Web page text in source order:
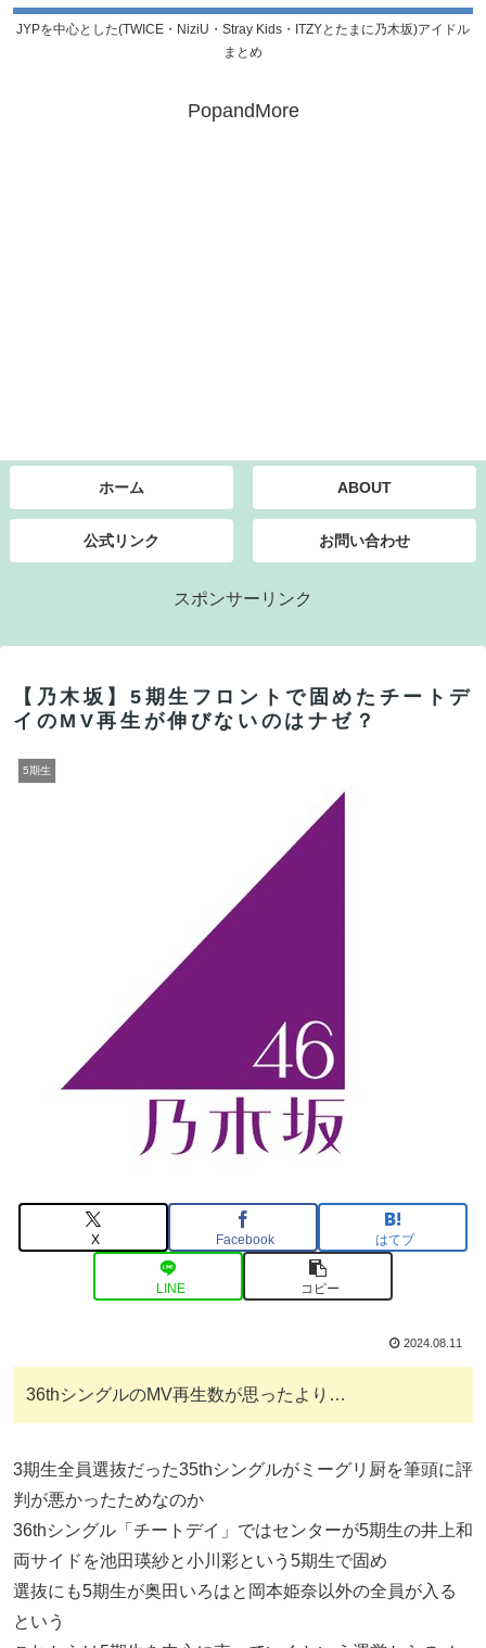
JYPを中心とした(TWICE・NiziU・Stray Kids・ITZYとたまに乃木坂)アイドル
まとめ
PopandMore
ホーム ABOUT
公式リンク お問い合わせ
スポンサーリンク
【乃木坂】5期生フロントで固めたチートデ
イのMV再生が伸びないのはナゼ？
5期生
X Facebook はてブ
LINE コピー
2024.08.11
36thシングルのMV再生数が思ったより…
3期生全員選抜だった35thシングルがミーグリ厨を筆頭に評
判が悪かったためなのか
36thシングル「チートデイ」ではセンターが5期生の井上和
両サイドを池田瑛紗と小川彩という5期生で固め
選抜にも5期生が奥田いろはと岡本姫奈以外の全員が入る
という